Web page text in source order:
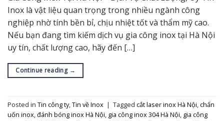
Inox là vật liệu quan trọng trong nhiều ngành công
nghiệp nhờ tính bền bỉ, chịu nhiệt tốt và thẩm mỹ cao.
Nếu bạn đang tìm kiếm dịch vụ gia công inox tại Hà Nội
uy tín, chất lượng cao, hãy đến […]
Continue reading →
Posted in Tin công ty,Tin về Inox | Tagged cắt laser inox Hà Nội,chấn
uốn inox,đánh bóng inox Hà Nội, gia công inox 304 Hà Nội, gia công